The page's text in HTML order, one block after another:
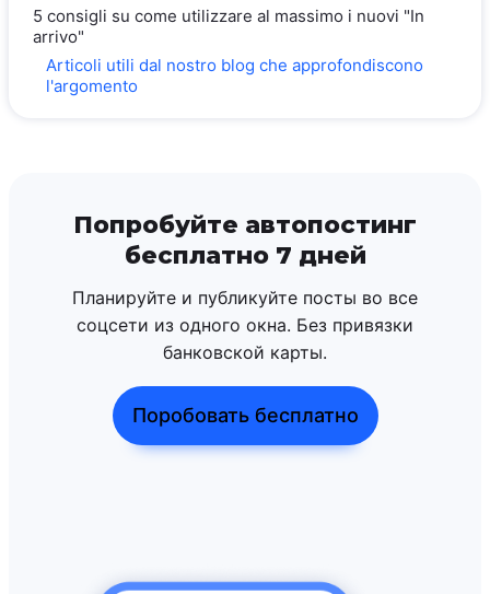
5 consigli su come utilizzare al massimo i nuovi "In
arrivo"
Articoli utili dal nostro blog che approfondiscono
l'argomento
Попробуйте автопостинг
бесплатно 7 дней
Планируйте и публикуйте посты во все
соцсети из одного окна. Без привязки
банковской карты.
Поробовать бесплатно